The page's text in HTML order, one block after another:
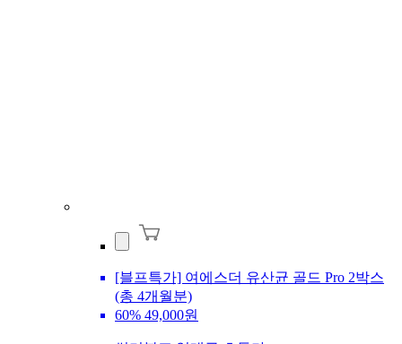
[블프특가] 여에스더 유산균 골드 Pro 2박스
(총 4개월분)
60% 49,000원